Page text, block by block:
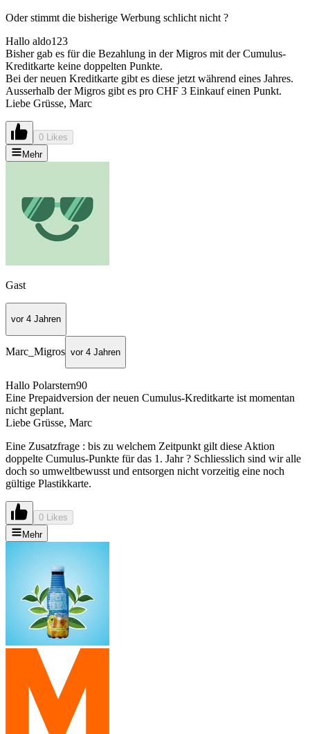
Oder stimmt die bisherige Werbung schlicht nicht ?
Hallo aldo123
Bisher gab es für die Bezahlung in der Migros mit der Cumulus-
Kreditkarte keine doppelten Punkte.
Bei der neuen Kreditkarte gibt es diese jetzt während eines Jahres.
Ausserhalb der Migros gibt es pro CHF 3 Einkauf einen Punkt.
Liebe Grüsse, Marc
0 Likes
Mehr
Gast
vor 4 Jahren
Marc_Migros vor 4 Jahren
Hallo Polarstern90
Eine Prepaidversion der neuen Cumulus-Kreditkarte ist momentan
nicht geplant.
Liebe Grüsse, Marc
Eine Zusatzfrage : bis zu welchem Zeitpunkt gilt diese Aktion
doppelte Cumulus-Punkte für das 1. Jahr ? Schliesslich sind wir alle
doch so umweltbewusst und entsorgen nicht vorzeitig eine noch
gültige Plastikkarte.
0 Likes
Mehr